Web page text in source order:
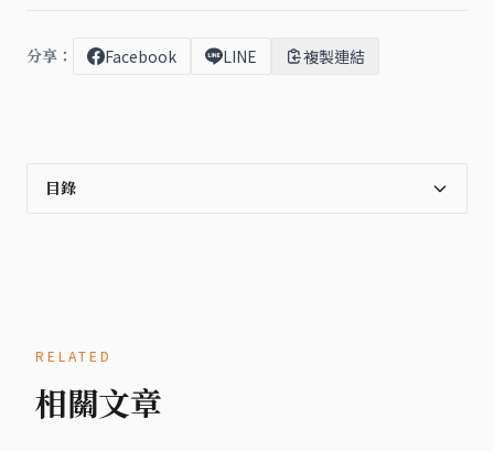
分享： Facebook LINE 複製連結
目錄
RELATED
相關文章